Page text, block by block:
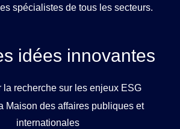
spécialistes de tous les secteurs.
idées innovantes
la recherche sur les enjeux ESG
Maison des affaires publiques et
internationales